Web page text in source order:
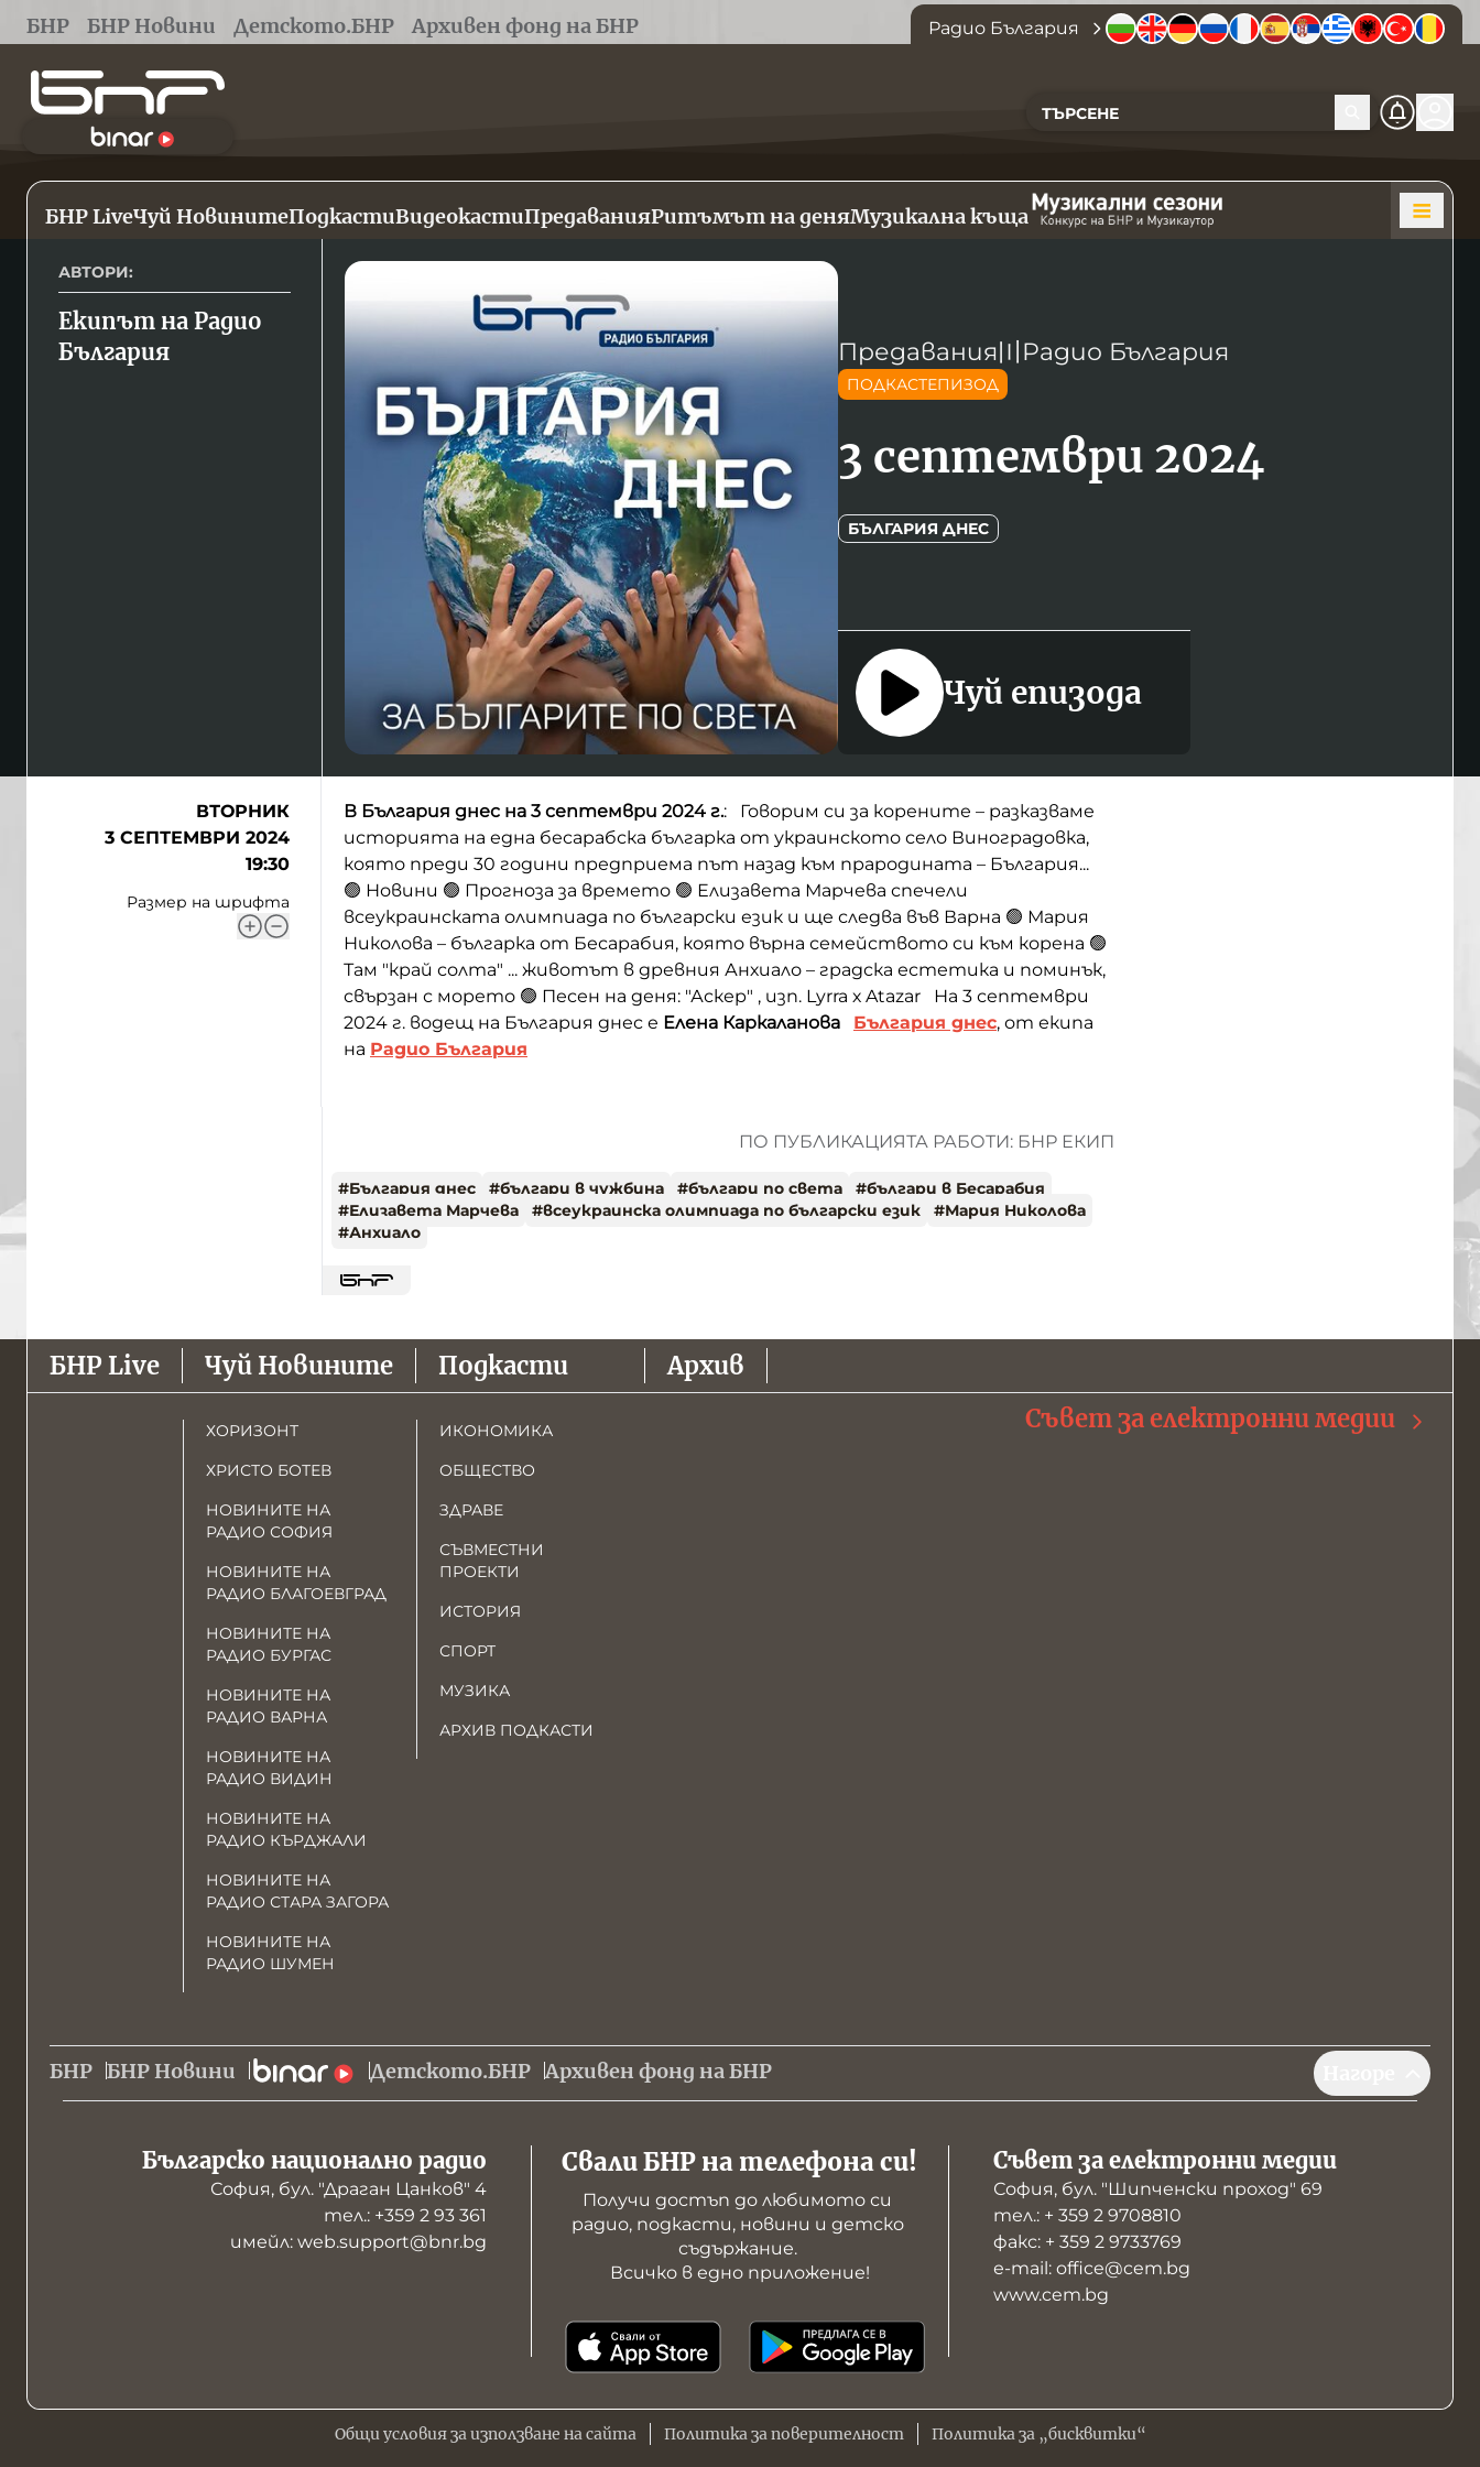
БНР БНР Новини Детското.БНР Архивен фонд на БНР Радио България
БНР LiveЧуй НовинитеПодкастиВидеокастиПредаванияРитъмът на деняМузикална къща
АВТОРИ:
Екипът на Радио
България
Предавания〣 Радио България
ПОДКАСТЕПИЗОД
3 септември 2024
БЪЛГАРИЯ ДНЕС
Чуй епизода
ВТОРНИК
3 СЕПТЕМВРИ 2024
19:30
Размер на шрифта
В България днес на 3 септември 2024 г.: Говорим си за корените – разказваме
историята на една бесарабска българка от украинското село Виноградовка,
която преди 30 години предприема път назад към прародината – България...
🟢 Новини 🟢 Прогноза за времето 🟢 Елизавета Марчева спечели
всеукраинската олимпиада по български език и ще следва във Варна 🟢 Мария
Николова – българка от Бесарабия, която върна семейството си към корена 🟢
Там "край солта" ... животът в древния Анхиало – градска естетика и поминък,
свързан с морето 🟢 Песен на деня: "Аскер" , изп. Lyrra х Atazar На 3 септември
2024 г. водещ на България днес е Елена Каркаланова България днес, от екипа
на Радио България
ПО ПУБЛИКАЦИЯТА РАБОТИ: БНР ЕКИП
#България днес #българи в чужбина #българи по света #българи в Бесарабия
#Елизавета Марчева #всеукраинска олимпиада по български език #Мария Николова
#Анхиало
БНР Live Чуй Новините
ХОРИЗОНТ
ХРИСТО БОТЕВ
НОВИНИТЕ НА
РАДИО СОФИЯ
НОВИНИТЕ НА
РАДИО БЛАГОЕВГРАД
НОВИНИТЕ НА
РАДИО БУРГАС
НОВИНИТЕ НА
РАДИО ВАРНА
НОВИНИТЕ НА
РАДИО ВИДИН
НОВИНИТЕ НА
РАДИО КЪРДЖАЛИ
НОВИНИТЕ НА
РАДИО СТАРА ЗАГОРА
НОВИНИТЕ НА
РАДИО ШУМЕН
Подкасти
ИКОНОМИКА
ОБЩЕСТВО
ЗДРАВЕ
СЪВМЕСТНИ
ПРОЕКТИ
ИСТОРИЯ
СПОРТ
МУЗИКА
АРХИВ ПОДКАСТИ
Архив
Съвет за електронни медии
БНР БНР Новини Детското.БНР Архивен фонд на БНР
Българско национално радио
София, бул. "Драган Цанков" 4
тел.: +359 2 93 361
имейл: web.support@bnr.bg
Свали БНР на телефона си!
Получи достъп до любимото си
радио, подкасти, новини и детско
съдържание.
Всичко в едно приложение!
Съвет за електронни медии
София, бул. "Шипченски проход" 69
тел.: + 359 2 9708810
факс: + 359 2 9733769
е-mail: office@cem.bg
www.cem.bg
Общи условия за използване на сайта Политика за поверителност Политика за „бисквитки“